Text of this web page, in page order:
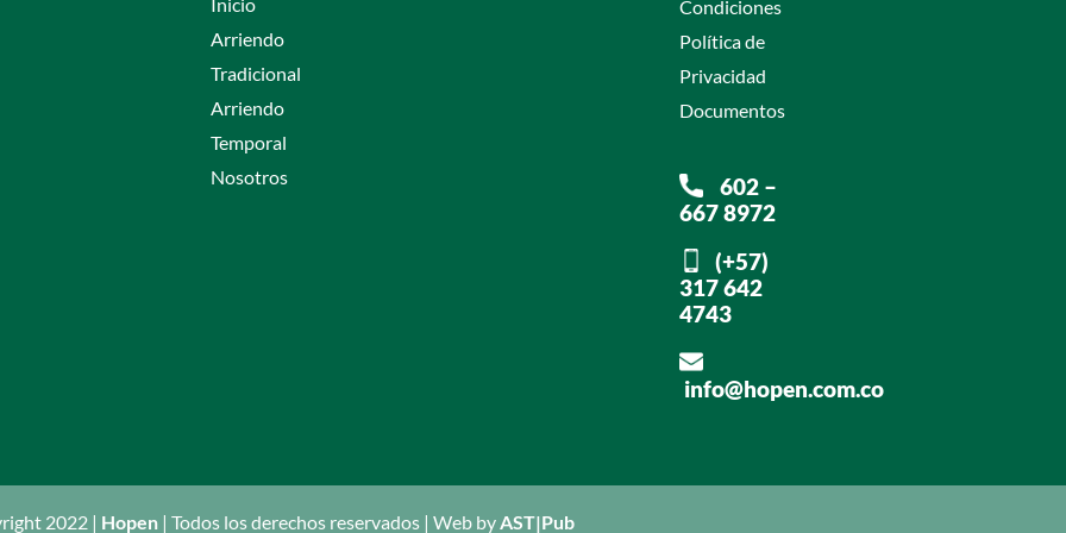
Arriendo
Tradicional
Arriendo
Temporal
Nosotros
Condiciones
Política de
Privacidad
Documentos
602 –
667 8972
(+57)
317 642
4743
info@hopen.com.co
2022 | Hopen | Todos los derechos reservados | Web byAST|Pub